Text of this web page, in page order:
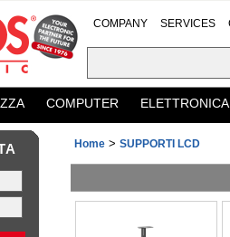
COMPANY SERVICES
COMPUTER ELETTRONICA
Home > SUPPORTI LCD